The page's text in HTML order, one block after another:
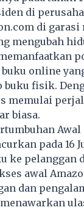
di
di garasi
mengubah
online
fisik.
memulai
biasa.
Awal
pada 16
ke pelanggan
awal
dan